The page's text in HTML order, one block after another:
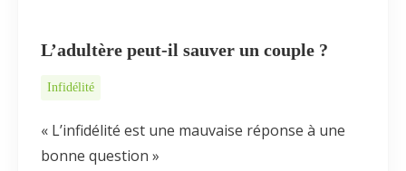
L’adultère peut-il sauver un couple ?
Infidélité
« L’infidélité est une mauvaise réponse à une
bonne question »